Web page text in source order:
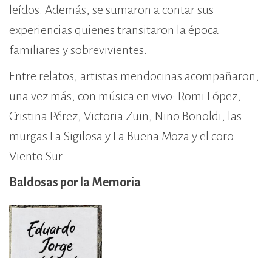
leídos. Además, se sumaron a contar sus
experiencias quienes transitaron la época
familiares y sobrevivientes.
Entre relatos, artistas mendocinas acompañaron,
una vez más, con música en vivo: Romi López,
Cristina Pérez, Victoria Zuin, Nino Bonoldi, las
murgas La Sigilosa y La Buena Moza y el coro
Viento Sur.
Baldosas por la Memoria